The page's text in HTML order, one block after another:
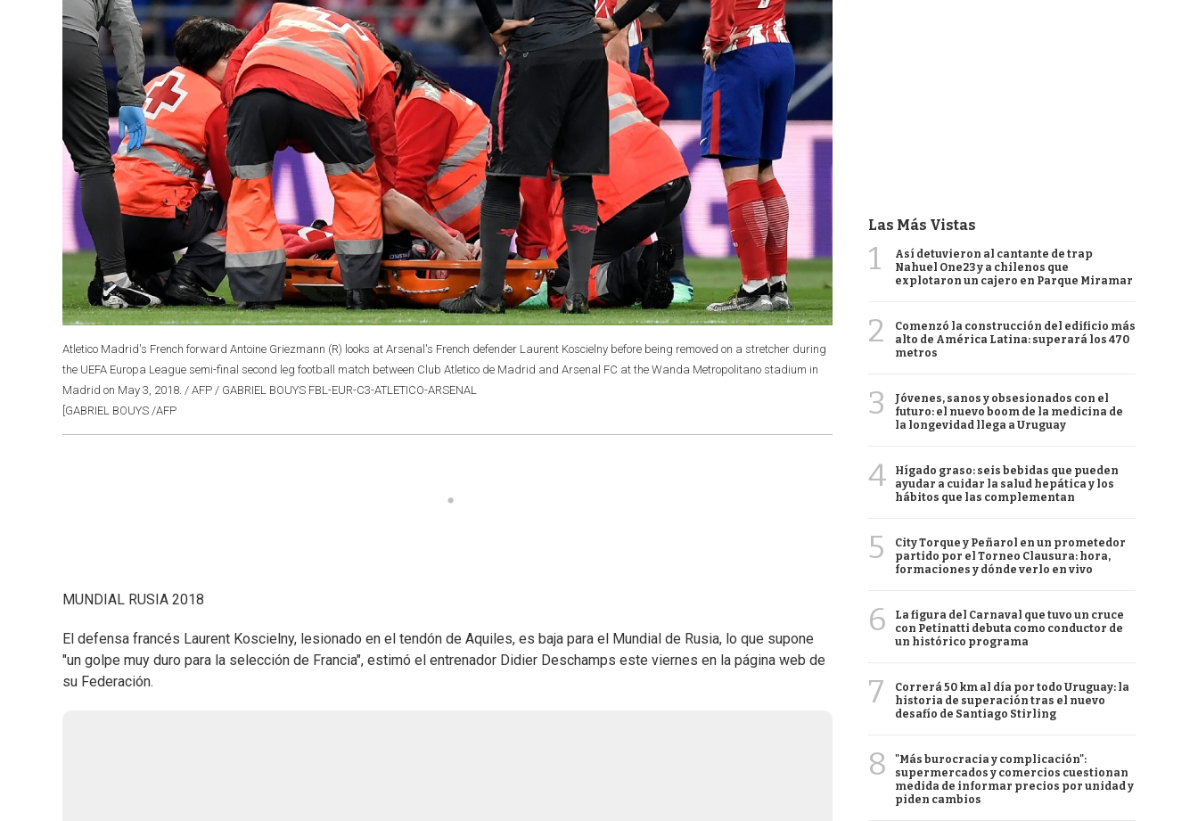
Atletico Madrid's French forward Antoine Griezmann (R) looks at Arsenal's French defender Laurent Koscielny before being removed on a stretcher during
the UEFA Europa League semi-final second leg football match between Club Atletico de Madrid and Arsenal FC at the Wanda Metropolitano stadium in
Madrid on May 3, 2018. / AFP / GABRIEL BOUYS FBL-EUR-C3-ATLETICO-ARSENAL
[GABRIEL BOUYS /AFP
MUNDIAL RUSIA 2018
El defensa francés Laurent Koscielny, lesionado en el tendón de Aquiles, es baja para el Mundial de Rusia, lo que supone
"un golpe muy duro para la selección de Francia", estimó el entrenador Didier Deschamps este viernes en la página web de
su Federación.
Las Más Vistas
1
Así detuvieron al cantante de trap
Nahuel One23 y a chilenos que
explotaron un cajero en Parque Miramar
2
Comenzó la construcción del edificio más
alto de América Latina: superará los 470
metros
3
Jóvenes, sanos y obsesionados con el
futuro: el nuevo boom de la medicina de
la longevidad llega a Uruguay
4
Hígado graso: seis bebidas que pueden
ayudar a cuidar la salud hepática y los
hábitos que las complementan
5
City Torque y Peñarol en un prometedor
partido por el Torneo Clausura: hora,
formaciones y dónde verlo en vivo
6
La figura del Carnaval que tuvo un cruce
con Petinatti debuta como conductor de
un histórico programa
7
Correrá 50 km al día por todo Uruguay: la
historia de superación tras el nuevo
desafío de Santiago Stirling
8
"Más burocracia y complicación":
supermercados y comercios cuestionan
medida de informar precios por unidad y
piden cambios